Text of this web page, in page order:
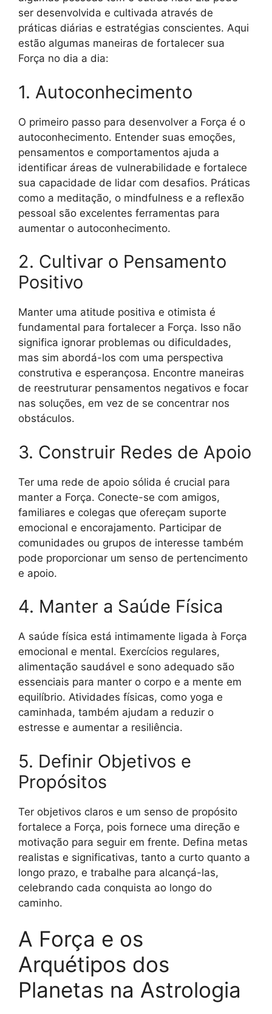
ser desenvolvida e cultivada através de
práticas diárias e estratégias conscientes. Aqui
estão algumas maneiras de fortalecer sua
Força no dia a dia:
1. Autoconhecimento
O primeiro passo para desenvolver a Força é o
autoconhecimento. Entender suas emoções,
pensamentos e comportamentos ajuda a
identificar áreas de vulnerabilidade e fortalece
sua capacidade de lidar com desafios. Práticas
como a meditação, o mindfulness e a reflexão
pessoal são excelentes ferramentas para
aumentar o autoconhecimento.
2. Cultivar o Pensamento
Positivo
Manter uma atitude positiva e otimista é
fundamental para fortalecer a Força. Isso não
significa ignorar problemas ou dificuldades,
mas sim abordá-los com uma perspectiva
construtiva e esperançosa. Encontre maneiras
de reestruturar pensamentos negativos e focar
nas soluções, em vez de se concentrar nos
obstáculos.
3. Construir Redes de Apoio
Ter uma rede de apoio sólida é crucial para
manter a Força. Conecte-se com amigos,
familiares e colegas que ofereçam suporte
emocional e encorajamento. Participar de
comunidades ou grupos de interesse também
pode proporcionar um senso de pertencimento
e apoio.
4. Manter a Saúde Física
A saúde física está intimamente ligada à Força
emocional e mental. Exercícios regulares,
alimentação saudável e sono adequado são
essenciais para manter o corpo e a mente em
equilíbrio. Atividades físicas, como yoga e
caminhada, também ajudam a reduzir o
estresse e aumentar a resiliência.
5. Definir Objetivos e
Propósitos
Ter objetivos claros e um senso de propósito
fortalece a Força, pois fornece uma direção e
motivação para seguir em frente. Defina metas
realistas e significativas, tanto a curto quanto a
longo prazo, e trabalhe para alcançá-las,
celebrando cada conquista ao longo do
caminho.
A Força e os
Arquétipos dos
Planetas na Astrologia